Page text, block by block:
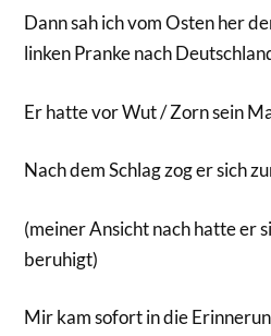
Dann sah ich vom Osten her
linken Pranke nach
Er hatte vor Wut / Zorn sein
Nach dem Schlag zog er sich
(meiner Ansicht nach hatte er
beruhigt)
Mir kam sofort in die